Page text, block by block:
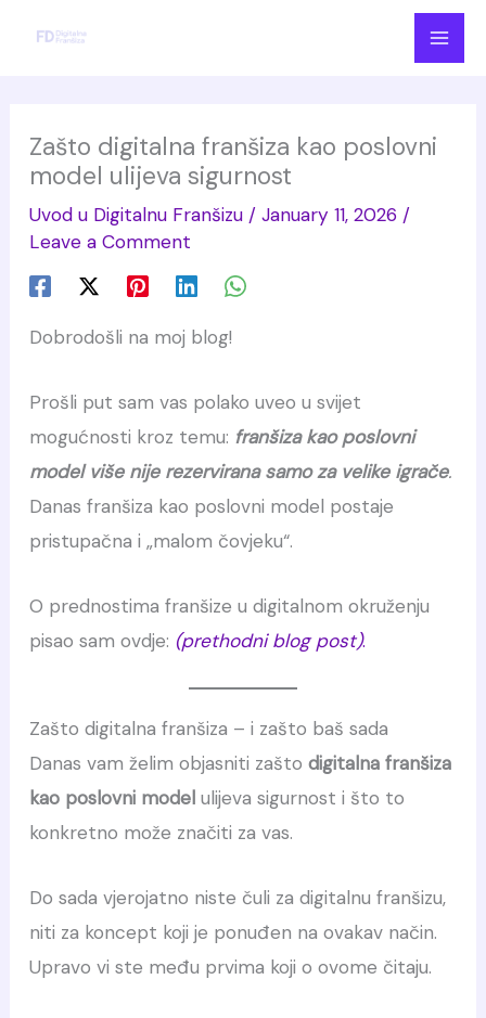
Zašto digitalna franšiza kao poslovni
model ulijeva sigurnost
Uvod u Digitalnu Franšizu/ January 11, 2026 /
Leave a Comment
Dobrodošli na moj blog!
Prošli put sam vas polako uveo u svijet
mogućnosti kroz temu: franšiza kao poslovni
model više nije rezervirana samo za velike igrače.
Danas franšiza kao poslovni model postaje
pristupačna i „malom čovjeku“.
O prednostima franšize u digitalnom okruženju
pisao sam ovdje: (prethodni blog post).
Zašto digitalna franšiza – i zašto baš sada
Danas vam želim objasniti zašto digitalna franšiza
kao poslovni modelulijeva sigurnost i što to
konkretno može značiti za vas.
Do sada vjerojatno niste čuli za digitalnu franšizu,
niti za koncept koji je ponuđen na ovakav način.
Upravo vi ste među prvima koji o ovome čitaju.